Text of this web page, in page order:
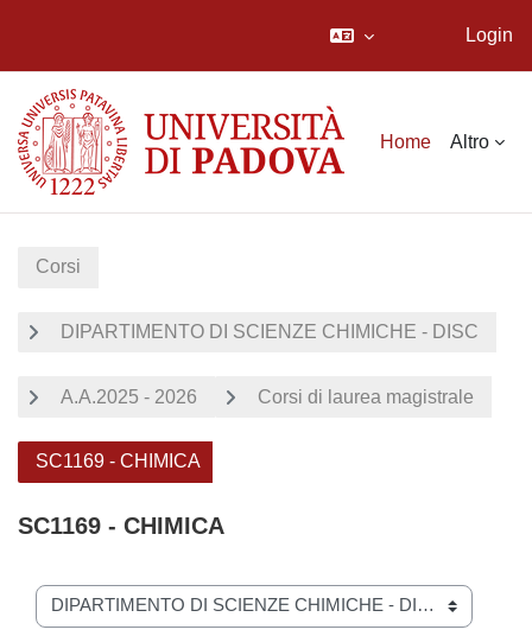
Login
Home Altro
Corsi
DIPARTIMENTO DI SCIENZE CHIMICHE - DISC
A.A.2025 - 2026 Corsi di laurea magistrale
SC1169 - CHIMICA
SC1169 - CHIMICA
Categorie di corso